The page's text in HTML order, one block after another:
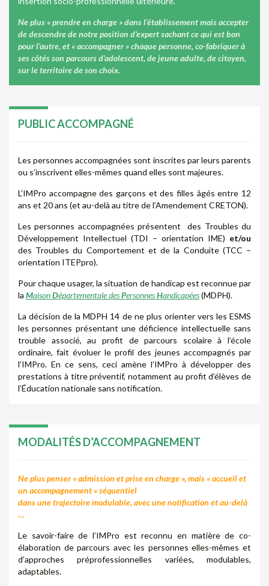
Ne plus « prendre en charge » dans l’établissement mais accepter
de descendre de notre position d’expert sachant ce qui est bon
pour l’autre, et « accompagner » chaque personne, co-fabriquer à
ses côtés son parcours d’adolescent, de jeune adulte, de citoyen,
sur le territoire de son choix.
PUBLIC ACCOMPAGNÉ
Les personnes accompagnées sont inscrites par leurs parents
ou s’inscrivent elles-mêmes quand elles sont majeures.
L’IMPro accompagne des garçons et des filles âgés entre 12
ans et 20 ans (et au-delà au titre de l’Amendement CRETON).
Les personnes accompagnées présentent des Troubles du
Développement Intellectuel (TDI – orientation IME) et/ou
des Troubles du Comportement et de la Conduite (TCC –
orientation ITEPpro).
Pour chaque usager, la situation de handicap est reconnue par
la MaisonDépartementale desPersonnesHandicapées(MDPH).
La décision de la MDPH 14 de ne plus orienter vers les ESMS
les personnes présentant une déficience intellectuelle sans
trouble associé, au profit de parcours scolaire à l’école
ordinaire, fait évoluer le profil des jeunes accompagnés par
l’IMPro. En ce sens, ceci amène l’IMPro à développer des
prestations à titre préventif, notamment au profit d’élèves de
l’Éducation nationale sans notification.
MODALITÉS D’ACCOMPAGNEMENT
Ne plus penser « admission et prise en charge », mais « accueil et
un accompagnement » séquentiel
dans une trajectoire modulable, avec une notification et au-delà
…
Le savoir-faire de l’IMPro est reconnu en matière de co-
élaboration de parcours avec les personnes elles-mêmes et
d’approches préprofessionnelles variées, modulables,
adaptables.